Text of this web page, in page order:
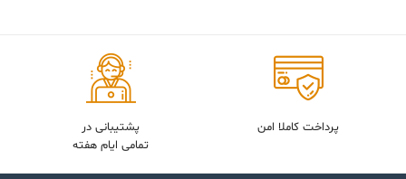
پرداخت کاملا امن
پشتیبانی در
تمامی ایام هفته